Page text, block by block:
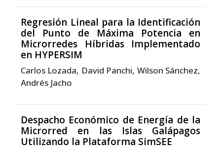
Regresión Lineal para la Identificación
del Punto de Máxima Potencia en
Microrredes Híbridas Implementado
en HYPERSIM
Carlos Lozada, David Panchi, Wilson Sánchez,
Andrés Jacho
Despacho Económico de Energía de la
Microrred en las Islas Galápagos
Utilizando la Plataforma SimSEE